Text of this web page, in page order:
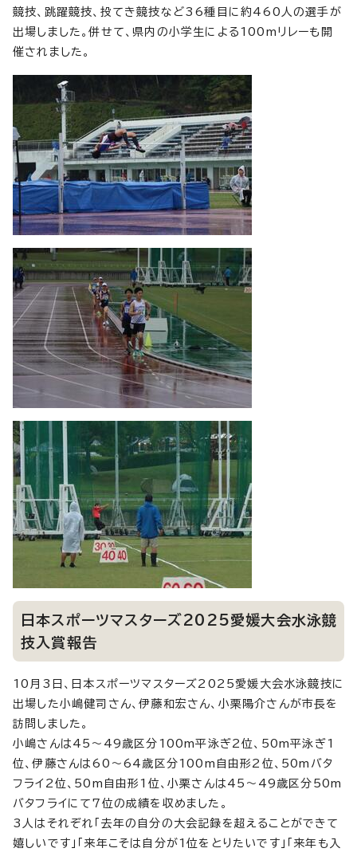
競技、跳躍競技、投てき競技など36種目に約460人の選手が
出場しました。併せて、県内の小学生による100mリレーも開
催されました。
日本スポーツマスターズ2025愛媛大会水泳競
技入賞報告
10月3日、日本スポーツマスターズ2025愛媛大会水泳競技に
出場した小嶋健司さん、伊藤和宏さん、小栗陽介さんが市長を
訪問しました。
小嶋さんは45～49歳区分100m平泳ぎ2位、50m平泳ぎ1
位、伊藤さんは60～64歳区分100m自由形2位、50mバタ
フライ2位、50m自由形1位、小栗さんは45～49歳区分50m
バタフライにて7位の成績を収めました。
3人はそれぞれ「去年の自分の大会記録を超えることができて
嬉しいです」「来年こそは自分が1位をとりたいです」「来年も入